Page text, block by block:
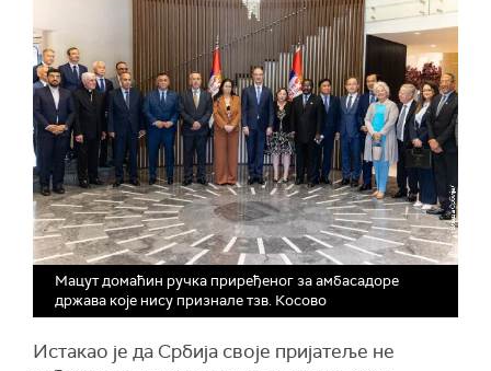
Мацут домаћин ручка приређеног за амбасадоре
држава које нису признале тзв. Косово
Истакао је да Србија своје пријатеље не